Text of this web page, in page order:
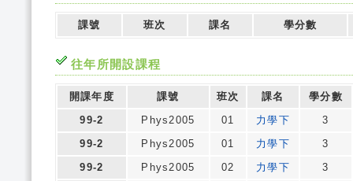
課號 班次 課名 學分數
往年所開設課程
開課年度 課號 班次 課名
學分數
99-2
Phys2005 01 力學下
3
99-2
Phys2005 01 力學下
3
99-2
Phys2005 02 力學下
3